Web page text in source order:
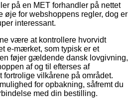
på en MET forhandler på nettet
øje for webshoppens regler, dog er
interessant.
være at kontrollere hvorvidt
e-mærket, som typisk er et
føjer gældende dansk lovgivning,
af og til efterses af
fortrolige vilkårene på området.
for opbakning, såfremt du
med din bestilling.